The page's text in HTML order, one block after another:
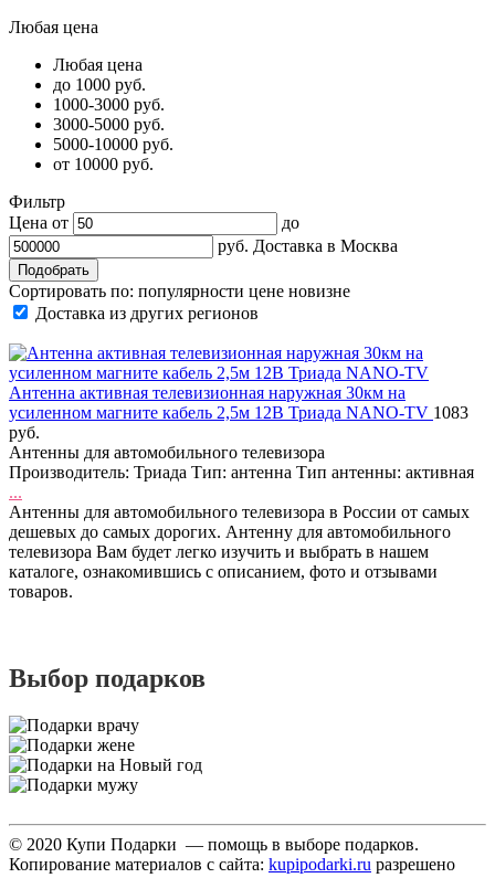
Любая цена
Любая цена
до 1000 руб.
1000-3000 руб.
3000-5000 руб.
5000-10000 руб.
от 10000 руб.
Фильтр
Цена от
до
руб. Доставка в Москва
Сортировать по: популярности цене новизне
Доставка из других регионов
Антенна активная телевизионная наружная 30км на
усиленном магните кабель 2,5м 12В Триада NANO-TV 1083
руб.
Антенны для автомобильного телевизора
Производитель: Триада Тип: антенна Тип антенны: активная
...
Антенны для автомобильного телевизора в России от самых
дешевых до самых дорогих. Антенну для автомобильного
телевизора Вам будет легко изучить и выбрать в нашем
каталоге, ознакомившись с описанием, фото и отзывами
товаров.
Выбор подарков
© 2020 Купи Подарки — помощь в выборе подарков.
Копирование материалов с сайта: kupipodarki.ru разрешено